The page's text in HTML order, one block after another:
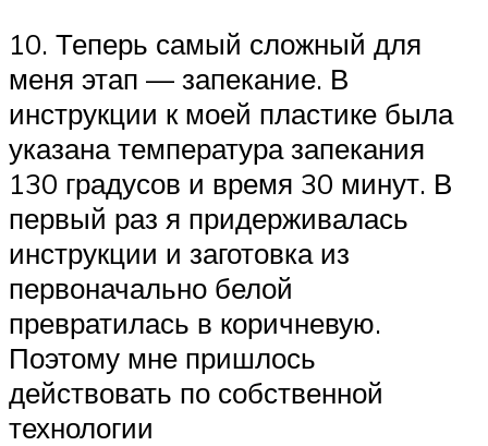
10. Теперь самый сложный для
меня этап — запекание. В
инструкции к моей пластике была
указана температура запекания
130 градусов и время 30 минут. В
первый раз я придерживалась
инструкции и заготовка из
первоначально белой
превратилась в коричневую.
Поэтому мне пришлось
действовать по собственной
технологии